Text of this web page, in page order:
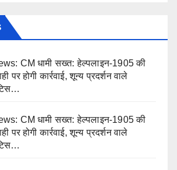
CM धामी सख्त: हेल्पलाइन-1905 की
पर होगी कार्रवाई, शून्य प्रदर्शन वाले
CM धामी सख्त: हेल्पलाइन-1905 की
पर होगी कार्रवाई, शून्य प्रदर्शन वाले